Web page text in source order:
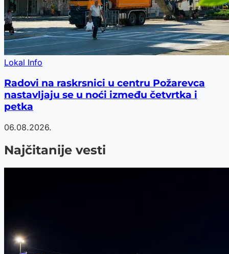
Lokal Info
Radovi na raskrsnici u centru Požarevca
nastavljaju se u noći između četvrtka i
petka
06.08.2026.
Najčitanije vesti